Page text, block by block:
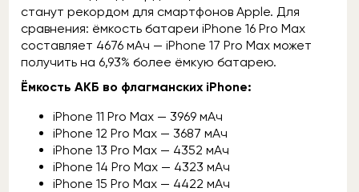
станут рекордом для смартфонов Apple. Для
сравнения: ёмкость батареи iPhone 16 Pro Max
составляет 4676 мАч — iPhone 17 Pro Max может
получить на 6,93% более ёмкую батарею.
Ёмкость АКБ во флагманских iPhone:
iPhone 11 Pro Max — 3969 мАч
iPhone 12 Pro Max — 3687 мАч
iPhone 13 Pro Max — 4352 мАч
iPhone 14 Pro Max — 4323 мАч
iPhone 15 Pro Max — 4422 мАч